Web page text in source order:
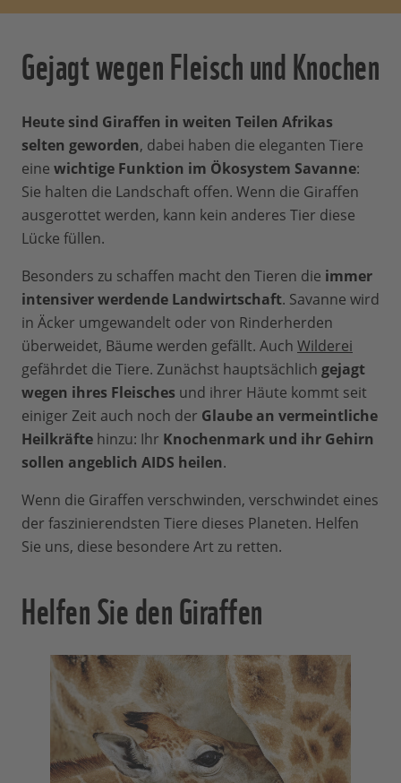
Muskelwand der linken Herzseite, die
und kräftig. Dadurch ist der Blutdruck
einer Giraffe etwa doppelt so hoch
der vergleichbar großer Säugetiere, der
höchste unter den landlebenden Tieren
überhaupt. Zusätzlich tragen Giraffen
sozusagen
Stützstrümpfe: Die Haut ihrer
langen Beine sitzt besonders eng, damit
das Blut nicht versackt. Wenn die Giraffe
Verschlussklappen in den Venen das
Zurückfließen von Blut ins Gehirn.
Außerdem könnenelastische Blutgefäße
unter dem Gehirn– das sogenannte
Wundernetz — überschüssiges Blut
aufnehmen. Wenn die Giraffe den Kopf
wieder hebt, verengen sie sich und
sichern den Blutfluss ins Gehirn, damit
die Riesennicht ohnmächtig werden
4. (Nicht) lautlos
Giraffen kommunizieren miteinander –
Doch die Frequenz ihrer Laute liegt im
Infraschallbereich und ist damit
dass wir Menschen das nicht hören
können.
5. Ganz schön schnell
Mit ihrer enormen Schrittlänge können
Gejagt wegen Fleisch und Knochen
Heute sind Giraffen in weiten Teilen Afrikas
selten geworden, dabei haben die eleganten Tiere
eine wichtige Funktion im Ökosystem Savanne:
Sie halten die Landschaft offen. Wenn die Giraffen
ausgerottet werden, kann kein anderes Tier diese
Lücke füllen.
Besonders zu schaffen macht den Tieren die immer
intensiver werdende Landwirtschaft. Savanne wird
in Äcker umgewandelt oder von Rinderherden
überweidet, Bäume werden gefällt. Auch Wilderei
gefährdet die Tiere. Zunächst hauptsächlich gejagt
wegen ihres Fleisches und ihrer Häute kommt seit
einiger Zeit auch noch der Glaube an vermeintliche
Heilkräfte hinzu: Ihr Knochenmark und ihr Gehirn
sollen angeblich AIDS heilen.
Wenn die Giraffen verschwinden, verschwindet eines
der faszinierendsten Tiere dieses Planeten. Helfen
Sie uns, diese besondere Art zu retten.
Helfen Sie den Giraffen